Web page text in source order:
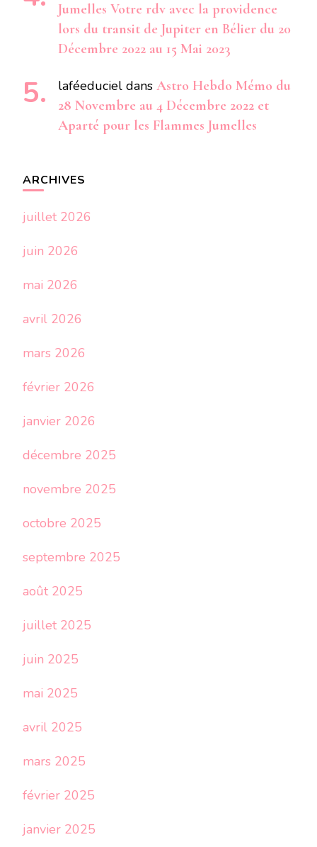
Jumelles Votre rdv avec la providence
lors du transit de Jupiter en Bélier du 20
Décembre 2022 au 15 Mai 2023
laféeduciel dans Astro Hebdo Mémo du
28 Novembre au 4 Décembre 2022 et
Aparté pour les Flammes Jumelles
ARCHIVES
juillet 2026
juin 2026
mai 2026
avril 2026
mars 2026
février 2026
janvier 2026
décembre 2025
novembre 2025
octobre 2025
septembre 2025
août 2025
juillet 2025
juin 2025
mai 2025
avril 2025
mars 2025
février 2025
janvier 2025